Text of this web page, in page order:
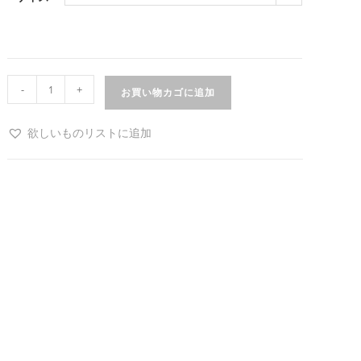
- + お買い物カゴに追加
欲しいものリストに追加